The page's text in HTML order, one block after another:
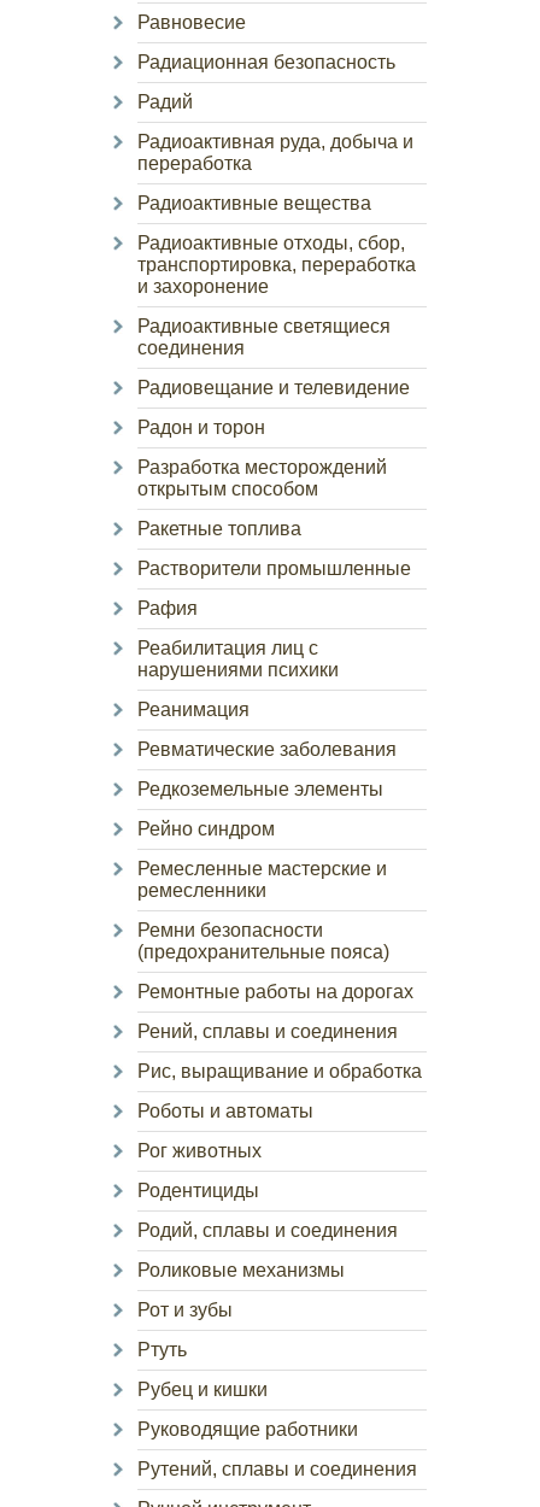
Равновесие
Радиационная безопасность
Радий
Радиоактивная руда, добыча и
переработка
Радиоактивные вещества
Радиоактивные отходы, сбор,
транспортировка, переработка
и захоронение
Радиоактивные светящиеся
соединения
Радиовещание и телевидение
Радон и торон
Разработка месторождений
открытым способом
Ракетные топлива
Растворители промышленные
Рафия
Реабилитация лиц с
нарушениями психики
Реанимация
Ревматические заболевания
Редкоземельные элементы
Рейно синдром
Ремесленные мастерские и
ремесленники
Ремни безопасности
(предохранительные пояса)
Ремонтные работы на дорогах
Рений, сплавы и соединения
Рис, выращивание и обработка
Роботы и автоматы
Рог животных
Родентициды
Родий, сплавы и соединения
Роликовые механизмы
Рот и зубы
Ртуть
Рубец и кишки
Руководящие работники
Рутений, сплавы и соединения